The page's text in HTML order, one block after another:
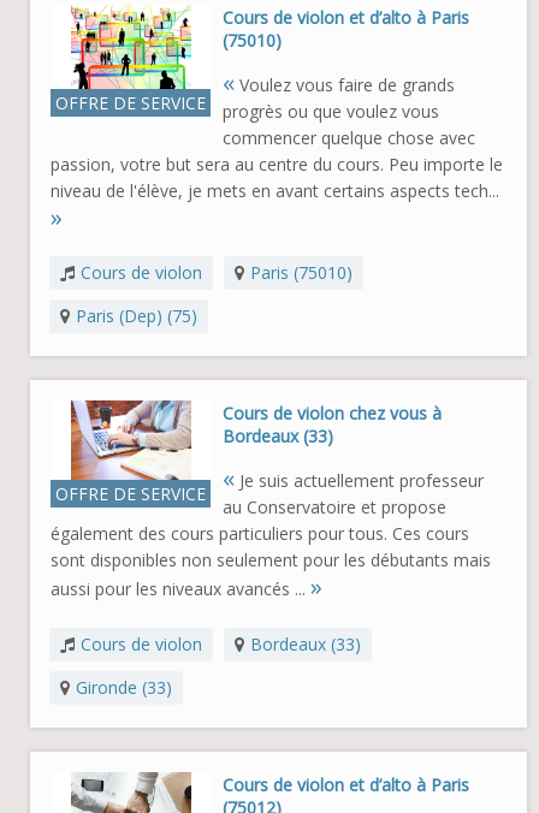
OFFRE DE SERVICE
Cours de violon et d’alto à Paris
(75010)
« Voulez vous faire de grands
progrès ou que voulez vous
commencer quelque chose avec
passion, votre but sera au centre du cours. Peu importe le
niveau de l'élève, je mets en avant certains aspects tech...
»
Cours de violon
Paris (75010)
Paris (Dep) (75)
OFFRE DE SERVICE
Cours de violon chez vous à
Bordeaux (33)
« Je suis actuellement professeur
au Conservatoire et propose
également des cours particuliers pour tous. Ces cours
sont disponibles non seulement pour les débutants mais
aussi pour les niveaux avancés ... »
Cours de violon
Bordeaux (33)
Gironde (33)
Cours de violon et d’alto à Paris
(75012)